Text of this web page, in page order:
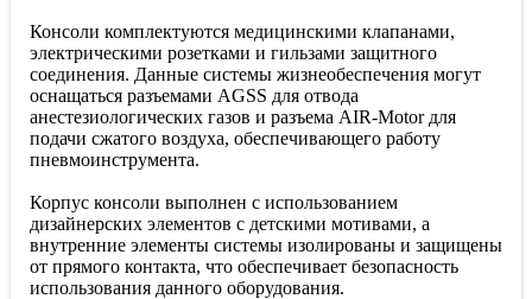
Консоли комплектуются медицинскими клапанами,
электрическими розетками и гильзами защитного
соединения. Данные системы жизнеобеспечения могут
оснащаться разъемами AGSS для отвода
анестезиологических газов и разъема AIR-Motor для
подачи сжатого воздуха, обеспечивающего работу
пневмоинструмента.
Корпус консоли выполнен с использованием
дизайнерских элементов с детскими мотивами, а
внутренние элементы системы изолированы и защищены
от прямого контакта, что обеспечивает безопасность
использования данного оборудования.